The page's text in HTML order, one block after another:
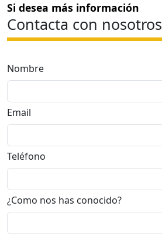
Si desea más información
Contacta con nosotros
Nombre
Email
Teléfono
¿Como nos has conocido?